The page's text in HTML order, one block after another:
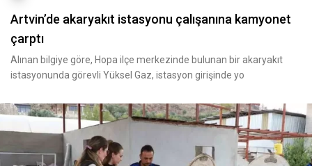
Artvin’de akaryakıt istasyonu çalışanına kamyonet
çarptı
Alınan bilgiye göre, Hopa ilçe merkezinde bulunan bir akaryakıt
istasyonunda görevli Yüksel Gaz, istasyon girişinde yo